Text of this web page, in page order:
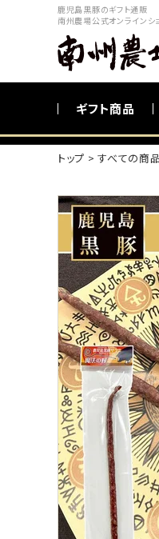
鹿児島黒豚のギフト通販
南州農場公式オンラインシ
ギフト商品
トップ すべての商